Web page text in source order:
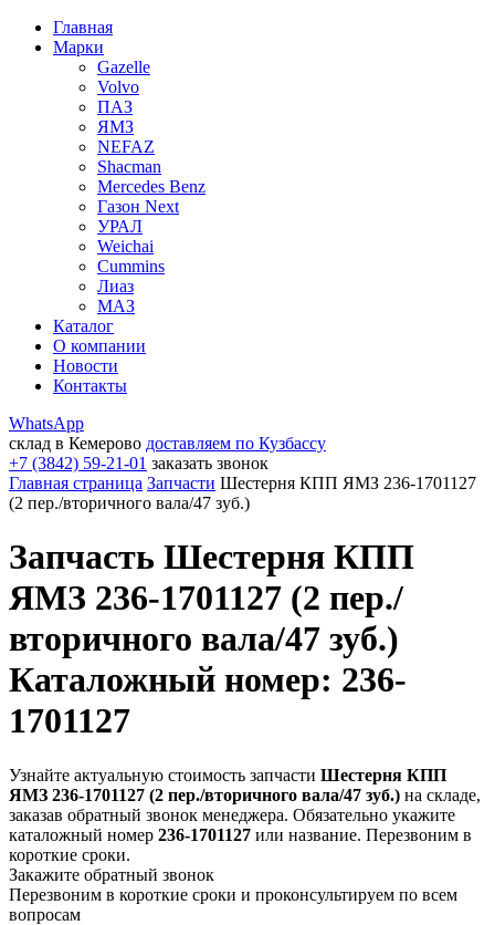
Главная
Марки
Gazelle
Volvo
ПАЗ
ЯМЗ
NEFAZ
Shacman
Mercedes Benz
Газон Next
УРАЛ
Weichai
Cummins
Лиаз
МАЗ
Каталог
О компании
Новости
Контакты
WhatsApp
склад в Кемерово доставляем по Кузбассу
+7 (3842) 59-21-01 заказать звонок
Главная страница Запчасти Шестерня КПП ЯМЗ 236-1701127
(2 пер./вторичного вала/47 зуб.)
Запчасть Шестерня КПП
ЯМЗ 236-1701127 (2 пер./
вторичного вала/47 зуб.)
Каталожный номер: 236-
1701127
Узнайте актуальную стоимость запчасти Шестерня КПП
ЯМЗ 236-1701127 (2 пер./вторичного вала/47 зуб.) на складе,
заказав обратный звонок менеджера. Обязательно укажите
каталожный номер 236-1701127 или название. Перезвоним в
короткие сроки.
Закажите обратный звонок
Перезвоним в короткие сроки и проконсультируем по всем
вопросам